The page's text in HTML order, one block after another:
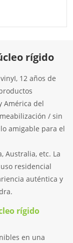
rígido
12 años de
América del
/ sin
amigable para el
Australia, etc. La
residencial
auténtica y
rígido
en una